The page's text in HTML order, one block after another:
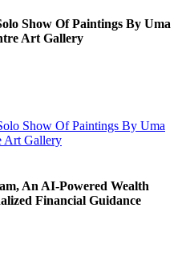
Show Of Paintings By Uma
Art Gallery
An AI-Powered Wealth
Financial Guidance